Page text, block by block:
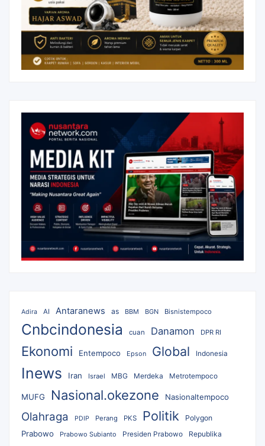
Adira AI Antaranews as BBM BGN Bisnistempoco
Cnbcindonesia cuan Danamon DPR RI
Ekonomi Entempoco Epson Global Indonesia
Inews Iran Israel MBG Merdeka Metrotempoco
MUFG Nasional.okezone Nasionaltempoco
Olahraga PDIP Perang PKS Politik Polygon
Prabowo Prabowo Subianto Presiden Prabowo Republika